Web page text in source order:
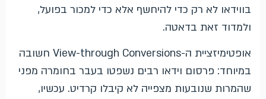
בווידאו לא רק כדי להיחשף אלא כדי למכור בפועל,
ולמדוד זאת בדאטה.
אופטימיזציית ה-View-through Conversions חשובה
במיוחד: פרסום וידאו רבים נשפטו בעבר בחומרה מפני
שהמרות שנובעות מצפייה לא קיבלו קרדיט. עכשיו,